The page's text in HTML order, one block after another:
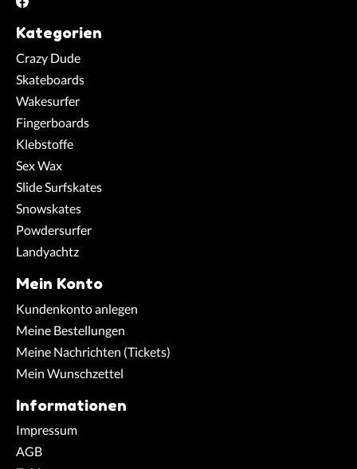
Kategorien
Crazy Dude
Skateboards
Wakesurfer
Fingerboards
Klebstoffe
Sex Wax
Slide Surfskates
Snowskates
Powdersurfer
Landyachtz
Mein Konto
Kundenkonto anlegen
Meine Bestellungen
Meine Nachrichten (Tickets)
Mein Wunschzettel
Informationen
Impressum
AGB